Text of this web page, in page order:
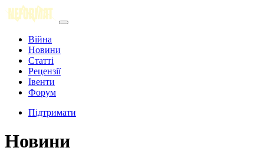
Війна
Новини
Статті
Рецензії
Івенти
Форум
Підтримати
Новини